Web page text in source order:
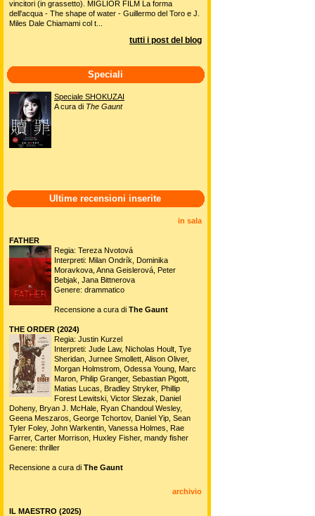
vincitori (in grassetto). MIGLIOR FILM La forma
dell'acqua - The shape of water - Guillermo del Toro e J.
Miles Dale Chiamami col t...
tutti i post del blog
Speciali
Speciale SHOKUZAI
A cura di The Gaunt
Ultime recensioni inserite
in sala
FATHER
Regia: Tereza Nvotová
Interpreti: Milan Ondrík, Dominika
Moravkova, Anna Geislerová, Peter
Bebjak, Jana Bittnerova
Genere: drammatico
Recensione a cura di The Gaunt
THE ORDER (2024)
Regia: Justin Kurzel
Interpreti: Jude Law, Nicholas Hoult, Tye
Sheridan, Jurnee Smollett, Alison Oliver,
Morgan Holmstrom, Odessa Young, Marc
Maron, Philip Granger, Sebastian Pigott,
Matias Lucas, Bradley Stryker, Phillip
Forest Lewitski, Victor Slezak, Daniel
Doheny, Bryan J. McHale, Ryan Chandoul Wesley,
Geena Meszaros, George Tchortov, Daniel Yip, Sean
Tyler Foley, John Warkentin, Vanessa Holmes, Rae
Farrer, Carter Morrison, Huxley Fisher, mandy fisher
Genere: thriller
Recensione a cura di The Gaunt
archivio
IL MAESTRO (2025)